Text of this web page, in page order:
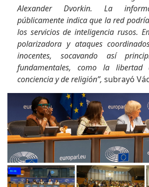
Alexander Dvorkin. La
públicamente indica que la red
los servicios de inteligencia rusos.
polarizadora y ataques
inocentes, socavando así
fundamentales, como la libertad
conciencia y de religión”, subrayó